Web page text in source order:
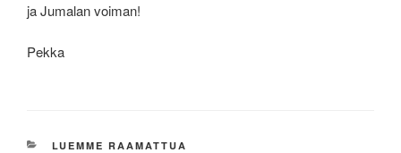
ja Jumalan voiman!
Pekka
KATEGORIAT
LUEMME RAAMATTUA